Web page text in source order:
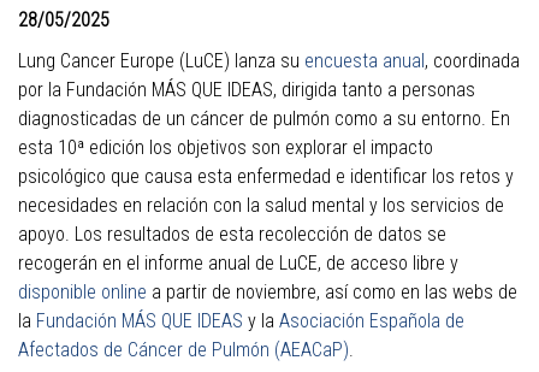
28/05/2025
Lung Cancer Europe (LuCE) lanza su encuesta anual, coordinada
por la Fundación MÁS QUE IDEAS, dirigida tanto a personas
diagnosticadas de un cáncer de pulmón como a su entorno. En
esta 10ª edición los objetivos son explorar el impacto
psicológico que causa esta enfermedad e identificar los retos y
necesidades en relación con la salud mental y los servicios de
apoyo. Los resultados de esta recolección de datos se
recogerán en el informe anual de LuCE, de acceso libre y
disponible online a partir de noviembre, así como en las webs de
la Fundación MÁS QUE IDEAS y la Asociación Española de
Afectados de Cáncer de Pulmón (AEACaP).